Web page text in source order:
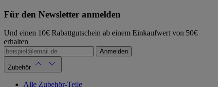
Für den Newsletter anmelden
Und einen 10€ Rabattgutschein ab einem Einkaufwert von 50€
erhalten
Anmelden
Zubehör
Alle Zubehör-Teile